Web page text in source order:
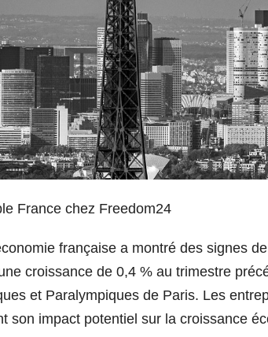
France chez Freedom24
française a montré des signes
croissance de 0,4 % au trimestre
et Paralympiques de Paris. Les
son impact potentiel sur la croissance